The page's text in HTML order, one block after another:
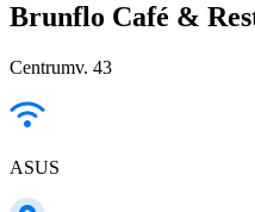
Brunflo Café &
Centrumv. 43
ASUS